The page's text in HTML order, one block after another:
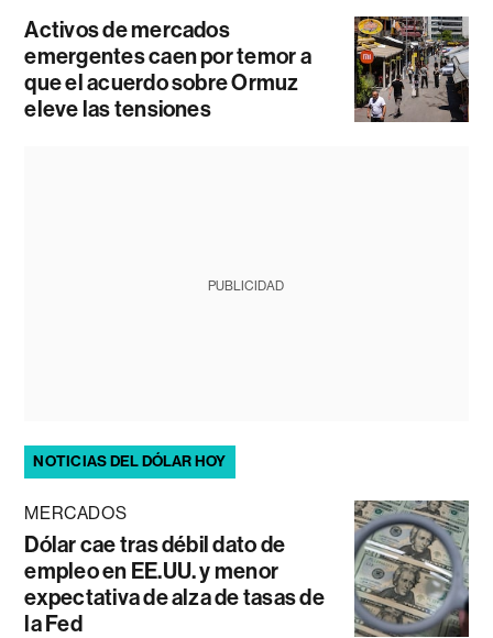
Activos de mercados
emergentes caen por temor a
que el acuerdo sobre Ormuz
eleve las tensiones
PUBLICIDAD
NOTICIAS DEL DÓLAR HOY
MERCADOS
Dólar cae tras débil dato de
empleo en EE.UU. y menor
expectativa de alza de tasas de
la Fed